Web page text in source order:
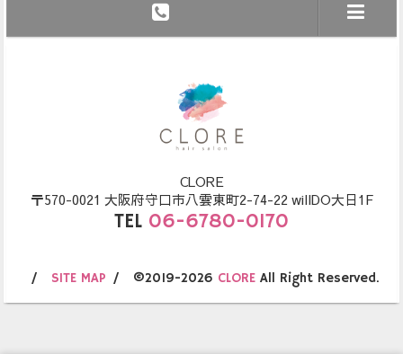
CLORE
〒570-0021 大阪府守口市八雲東町2-74-22 willDO大日1F
TEL 06-6780-0170
SITE MAP ©2019-2026 CLOREAll Right Reserved.